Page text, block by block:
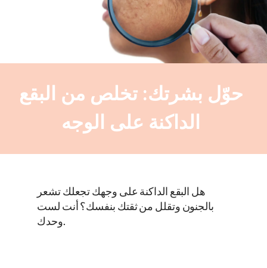
حوّل بشرتك: تخلص من البقع
الداكنة على الوجه
هل البقع الداكنة على وجهك تجعلك تشعر
بالجنون وتقلل من ثقتك بنفسك؟ أنت لست
وحدك.